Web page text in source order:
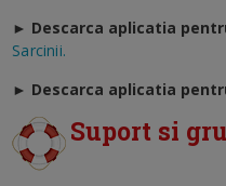
► Descarca aplicatia
Sarcinii.
► Descarca aplicatia
Suport si